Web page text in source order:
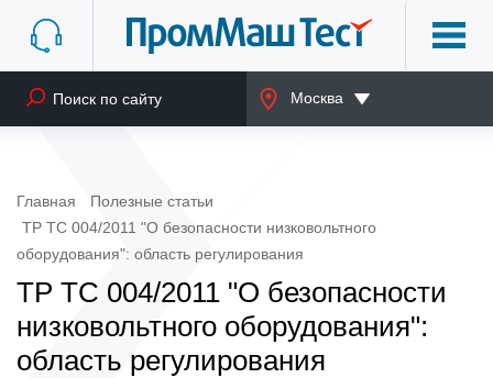
Москва
Главная
Полезные статьи
ТР ТС 004/2011 "О безопасности низковольтного
оборудования": область регулирования
ТР ТС 004/2011 "О безопасности
низковольтного оборудования":
область регулирования